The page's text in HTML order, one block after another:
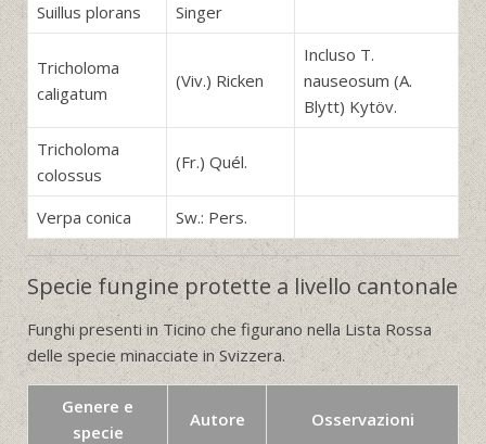
Suillus plorans Singer
Tricholoma
caligatum
(Viv.) Ricken
Incluso T.
nauseosum (A.
Blytt) Kytöv.
Tricholoma
colossus
(Fr.) Quél.
Verpa conica Sw.: Pers.
Specie fungine protette a livello cantonale
Funghi presenti in Ticino che figurano nella Lista Rossa
delle specie minacciate in Svizzera.
Genere e
specie
Autore Osservazioni